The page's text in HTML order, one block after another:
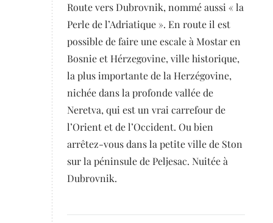
Route vers Dubrovnik, nommé aussi « la
Perle de l’Adriatique ». En route il est
possible de faire une escale à Mostar en
Bosnie et Hérzegovine, ville historique,
la plus importante de la Herzégovine,
nichée dans la profonde vallée de
Neretva, qui est un vrai carrefour de
l’Orient et de l’Occident. Ou bien
arrêtez-vous dans la petite ville de Ston
sur la péninsule de Peljesac. Nuitée à
Dubrovnik.